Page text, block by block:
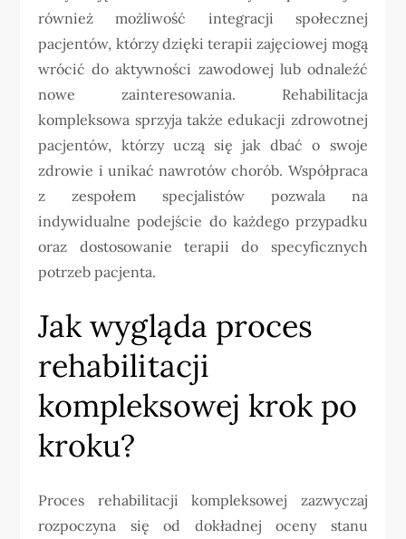
również możliwość integracji społecznej
pacjentów, którzy dzięki terapii zajęciowej mogą
wrócić do aktywności zawodowej lub odnaleźć
nowe zainteresowania. Rehabilitacja
kompleksowa sprzyja także edukacji zdrowotnej
pacjentów, którzy uczą się jak dbać o swoje
zdrowie i unikać nawrotów chorób. Współpraca
z zespołem specjalistów pozwala na
indywidualne podejście do każdego przypadku
oraz dostosowanie terapii do specyficznych
potrzeb pacjenta.
Jak wygląda proces
rehabilitacji
kompleksowej krok po
kroku?
Proces rehabilitacji kompleksowej zazwyczaj
rozpoczyna się od dokładnej oceny stanu